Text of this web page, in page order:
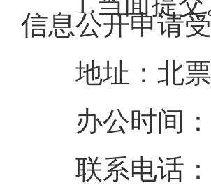
信息公开申请
地址：北
办公时间
联系电话